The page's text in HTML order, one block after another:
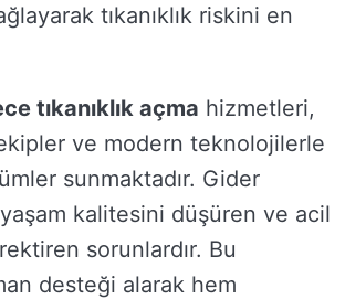
tıkanıklık riskini en
tıkanıklık açma hizmetleri,
ve modern teknolojilerle
sunmaktadır. Gider
yaşam kalitesini düşüren ve acil
sorunlardır. Bu
desteği alarak hem